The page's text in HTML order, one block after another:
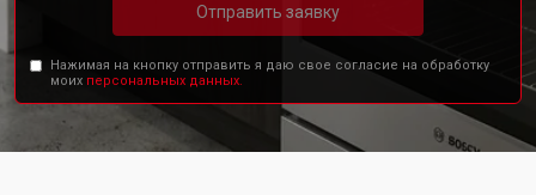
Отправить заявку
Нажимая на кнопку отправить я даю свое согласие на обработку
моих персональных данных.